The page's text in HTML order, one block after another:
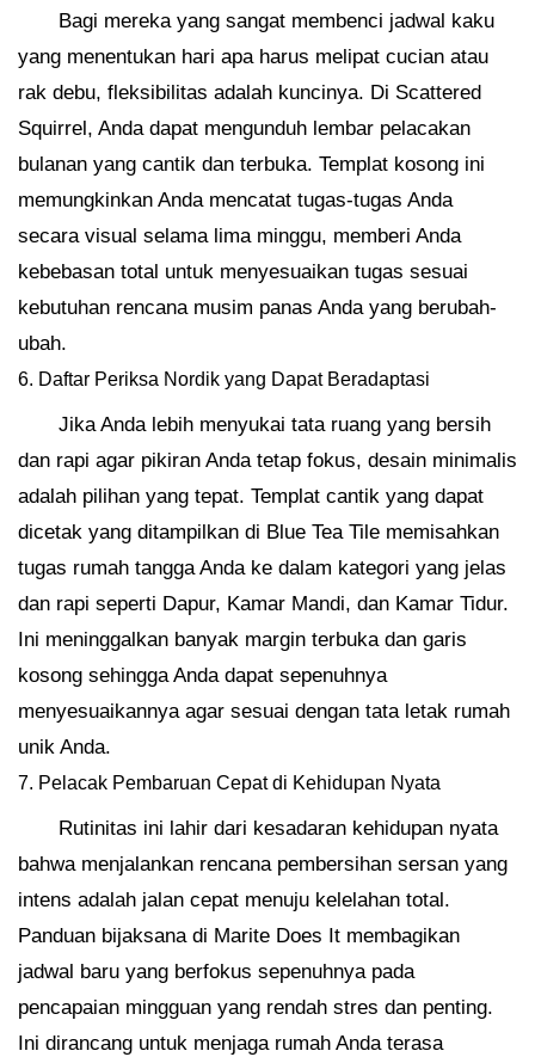
Bagi mereka yang sangat membenci jadwal kaku
yang menentukan hari apa harus melipat cucian atau
rak debu, fleksibilitas adalah kuncinya. Di Scattered
Squirrel, Anda dapat mengunduh lembar pelacakan
bulanan yang cantik dan terbuka. Templat kosong ini
memungkinkan Anda mencatat tugas-tugas Anda
secara visual selama lima minggu, memberi Anda
kebebasan total untuk menyesuaikan tugas sesuai
kebutuhan rencana musim panas Anda yang berubah-
ubah.
6. Daftar Periksa Nordik yang Dapat Beradaptasi
Jika Anda lebih menyukai tata ruang yang bersih
dan rapi agar pikiran Anda tetap fokus, desain minimalis
adalah pilihan yang tepat. Templat cantik yang dapat
dicetak yang ditampilkan di Blue Tea Tile memisahkan
tugas rumah tangga Anda ke dalam kategori yang jelas
dan rapi seperti Dapur, Kamar Mandi, dan Kamar Tidur.
Ini meninggalkan banyak margin terbuka dan garis
kosong sehingga Anda dapat sepenuhnya
menyesuaikannya agar sesuai dengan tata letak rumah
unik Anda.
7. Pelacak Pembaruan Cepat di Kehidupan Nyata
Rutinitas ini lahir dari kesadaran kehidupan nyata
bahwa menjalankan rencana pembersihan sersan yang
intens adalah jalan cepat menuju kelelahan total.
Panduan bijaksana di Marite Does It membagikan
jadwal baru yang berfokus sepenuhnya pada
pencapaian mingguan yang rendah stres dan penting.
Ini dirancang untuk menjaga rumah Anda terasa